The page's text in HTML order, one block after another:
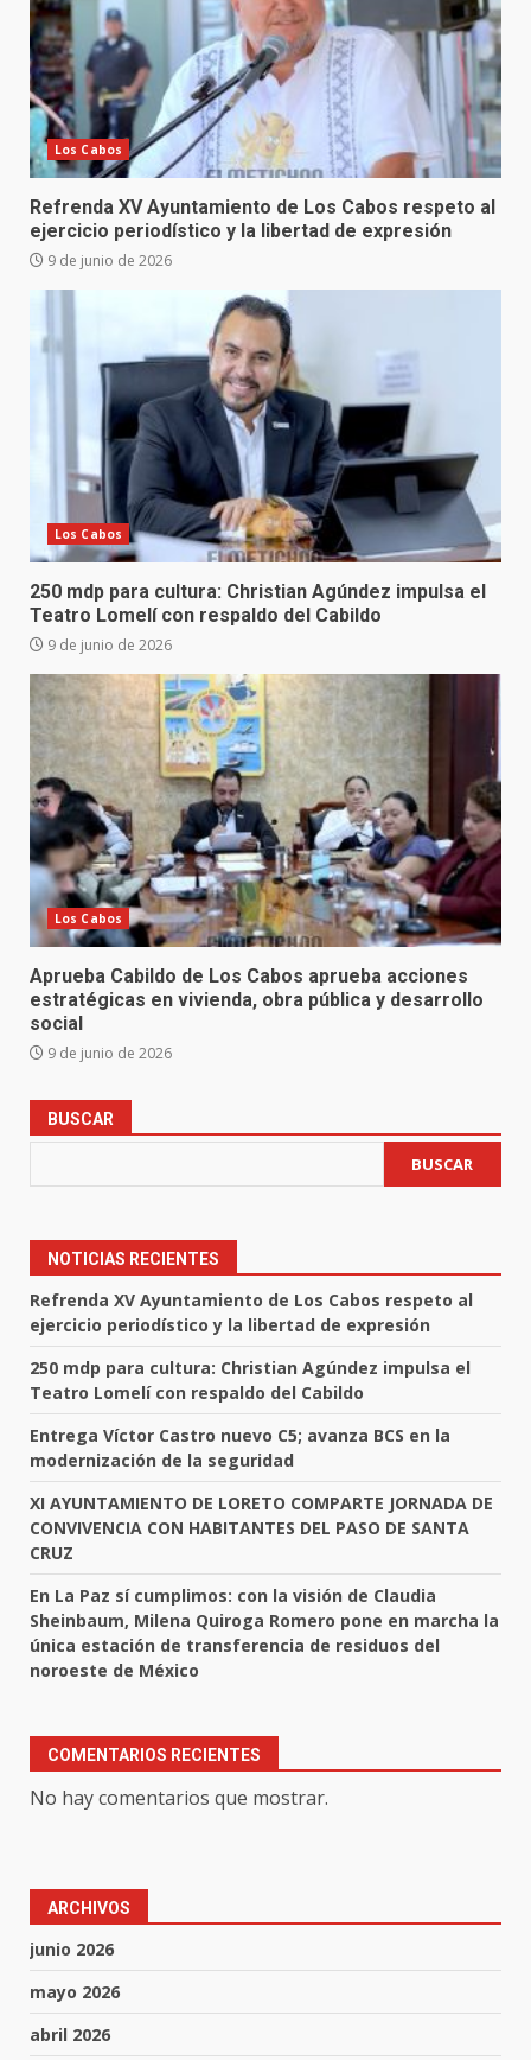
Los Cabos
Refrenda XV Ayuntamiento de Los Cabos respeto al
ejercicio periodístico y la libertad de expresión
9 de junio de 2026
Los Cabos
250 mdp para cultura: Christian Agúndez impulsa el
Teatro Lomelí con respaldo del Cabildo
9 de junio de 2026
Los Cabos
Aprueba Cabildo de Los Cabos aprueba acciones
estratégicas en vivienda, obra pública y desarrollo
social
9 de junio de 2026
BUSCAR
BUSCAR
NOTICIAS RECIENTES
Refrenda XV Ayuntamiento de Los Cabos respeto al
ejercicio periodístico y la libertad de expresión
250 mdp para cultura: Christian Agúndez impulsa el
Teatro Lomelí con respaldo del Cabildo
Entrega Víctor Castro nuevo C5; avanza BCS en la
modernización de la seguridad
XI AYUNTAMIENTO DE LORETO COMPARTE JORNADA DE
CONVIVENCIA CON HABITANTES DEL PASO DE SANTA
CRUZ
En La Paz sí cumplimos: con la visión de Claudia
Sheinbaum, Milena Quiroga Romero pone en marcha la
única estación de transferencia de residuos del
noroeste de México
COMENTARIOS RECIENTES
No hay comentarios que mostrar.
ARCHIVOS
junio 2026
mayo 2026
abril 2026